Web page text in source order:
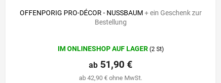
OFFENPORIG PRO-DÉCOR - NUSSBAUM + ein Geschenk zur
Bestellung
durchschnittliche
Produktbewertung
ist
5,0
IM ONLINESHOP AUF LAGER (2 St)
ab 42,90 € ohne MwSt.
ab 51,90 €